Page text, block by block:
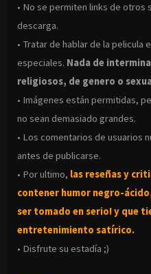
• No se permiten links de
descarga.
• Tratar de hablar de la pelicula
especiales. Nada de
religiosos, de genero o
• Imágenes están permitidas,
no sean demasiado grandes.
• Los comentarios de usuarios
antes de publicarse.
• Por ultimo, las reseñas y
contener humor negro-
ser tomado en serio! y que
entretenimiento satírico.
• Disfrute su estadía ;)